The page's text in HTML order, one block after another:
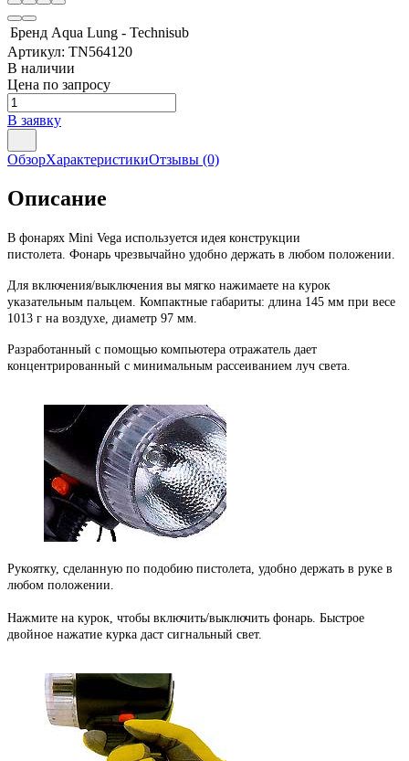
Бренд Aqua Lung - Technisub
Артикул: TN564120
В наличии
Цена по запросу
В заявку
ОбзорХарактеристикиОтзывы (0)
Описание
В фонарях Mini Vega используется идея конструкции
пистолета. Фонарь чрезвычайно удобно держать в любом положении.
Для включения/выключения вы мягко нажимаете на курок
указательным пальцем. Компактные габариты: длина 145 мм при весе
1013 г на воздухе, диаметр 97 мм.
Разработанный с помощью компьютера отражатель дает
концентрированный с минимальным рассеиванием луч света.
Рукоятку, сделанную по подобию пистолета, удобно держать в руке в
любом положении.
Нажмите на курок, чтобы включить/выключить фонарь. Быстрое
двойное нажатие курка даст сигнальный свет.